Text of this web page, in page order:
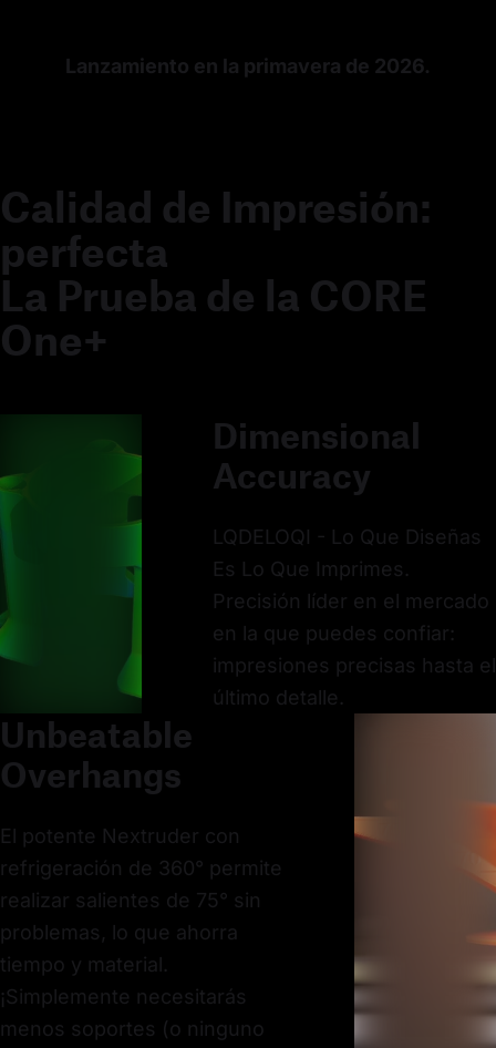
Lanzamiento en la primavera de 2026.
Calidad de Impresión:
perfecta
La Prueba de la CORE
One+
Dimensional
Accuracy
LQDELOQI - Lo Que Diseñas
Es Lo Que Imprimes.
Precisión líder en el mercado
en la que puedes confiar:
impresiones precisas hasta el
último detalle.
Unbeatable
Overhangs
El potente Nextruder con
refrigeración de 360° permite
realizar salientes de 75° sin
problemas, lo que ahorra
tiempo y material.
¡Simplemente necesitarás
menos soportes (o ninguno